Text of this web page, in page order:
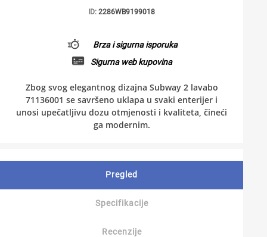
ID: 2286WB9199018
Brza i sigurna isporuka
Sigurna web kupovina
Zbog svog elegantnog dizajna Subway 2 lavabo
71136001 se savršeno uklapa u svaki enterijer i
unosi upečatljivu dozu otmjenosti i kvaliteta, čineći
ga modernim.
Pregled
Specifikacije
Recenzije